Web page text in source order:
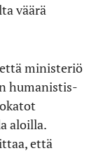
väärä
ministeriö
humanistis-
aloilla.
että